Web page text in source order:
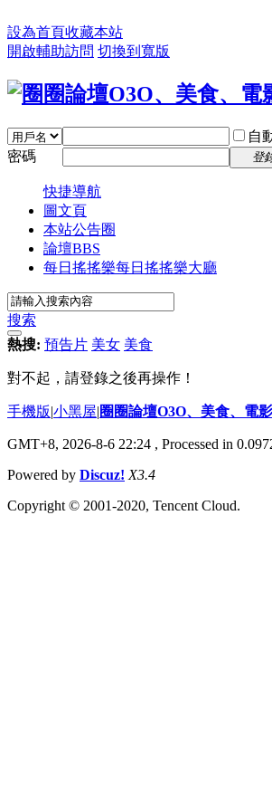
設為首頁收藏本站
開啟輔助訪問 切換到寬版
自
密碼
登
快捷導航
圖文頁
本站公告圈
論壇BBS
每日搖搖樂每日搖搖樂大廳
搜索
熱搜: 預告片 美女 美食
對不起，請登錄之後再操作！
手機版|小黑屋|圈圈論壇O3O、美食、電
GMT+8, 2026-8-6 22:24 , Processed in
Powered by Discuz! X3.4
Copyright © 2001-2020, Tencent Cloud.